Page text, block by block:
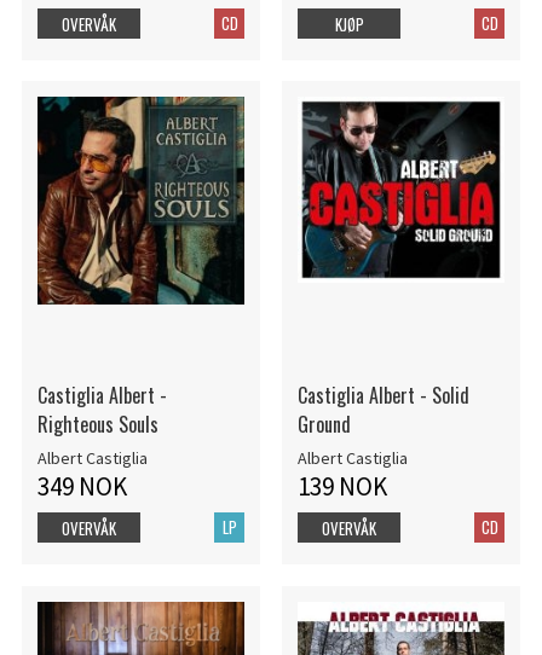
CD
OVERVÅK CD
KJØP
Castiglia Albert -
Righteous Souls
Albert Castiglia
349 NOK
LP
OVERVÅK
Castiglia Albert - Solid
Ground
Albert Castiglia
139 NOK
CD
OVERVÅK